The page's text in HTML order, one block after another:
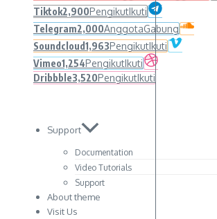
Tiktok2,900PengikutIkuti
Telegram2,000AnggotaGabung
Soundcloud1,963PengikutIkuti
Vimeo1,254PengikutIkuti
Dribbble3,520PengikutIkuti
Support
Documentation
Video Tutorials
Support
About theme
Visit Us